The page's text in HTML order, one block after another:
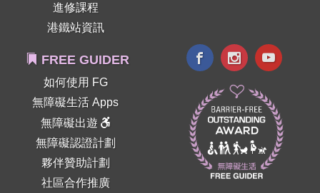
進修課程
港鐵站資訊
FREE GUIDER
如何使用 FG
無障礙生活 Apps
無障礙出遊
無障礙認證計劃
夥伴贊助計劃
社區合作推廣